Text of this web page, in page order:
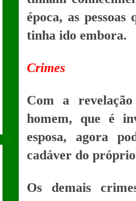
época, as
tinha ido embora.
Crimes
Com a
homem, que é
esposa, agora
cadáver do
Os demais